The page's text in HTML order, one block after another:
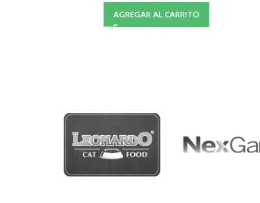
AGREGAR AL CARRITO